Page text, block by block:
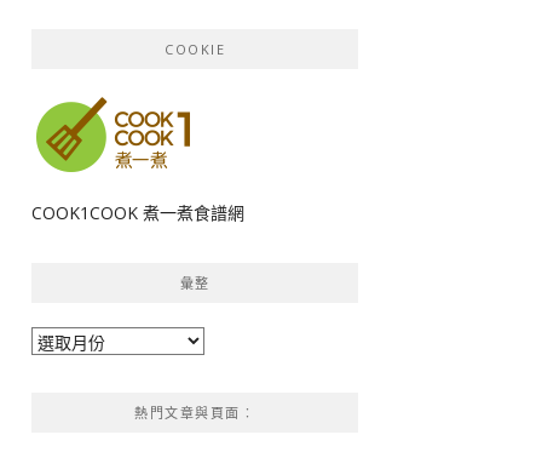
COOKIE
COOK1COOK 煮一煮食譜網
彙整
彙
熱門文章與頁面︰